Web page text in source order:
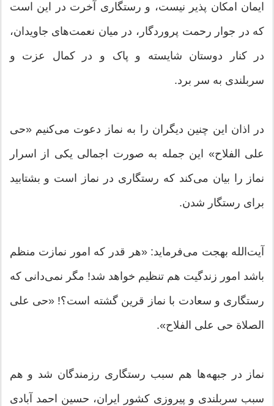
ایمان امکان پذیر نیست، و رستگارى آخرت در این است
که در جوار رحمت پروردگار، در میان نعمت‌هاى جاویدان،
در کنار دوستان شایسته و پاک و در کمال عزت و
سربلندى به سر برد.
در اذان این چنین دیگران را به نماز دعوت می‌کنیم «حی
علی الفلاح» این جمله به صورت اجمالی یکی از اسرار
نماز را بیان می‌‌کند که رستگاری در نماز است و بشتابید
برای رستگار شدن.
آیت‌الله بهجت می‌فرماید: «هر قدر که امور نمازت منظم
باشد امور زندگیت هم تنظیم خواهد شد! مگر نمی‌دانی که
رستگاری و سعادت با نماز قرین گشته است؟! «حی علی
الصلاة حی علی الفلاح».
نماز در جبهه‌ها هم سبب رستگاری رزمندگان شد و هم
سبب سربلندی و پیروزی کشور ایران، حسین احمد آبادی